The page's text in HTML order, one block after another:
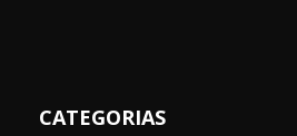
CATEGORIAS